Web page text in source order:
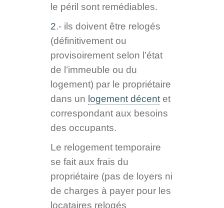
le péril sont remédiables.
2.- ils doivent être relogés
(définitivement ou
provisoirement selon l’état
de l’immeuble ou du
logement) par le propriétaire
dans un logement décent et
correspondant aux besoins
des occupants.
Le relogement temporaire
se fait aux frais du
propriétaire (pas de loyers ni
de charges à payer pour les
locataires relogés